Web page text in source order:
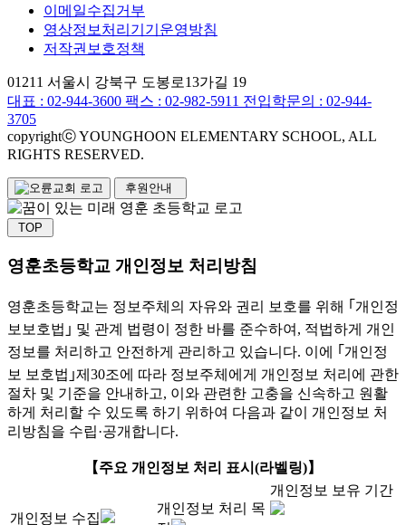
이메일수집거부
영상정보처리기기운영방침
저작권보호정책
01211 서울시 강북구 도봉로13가길 19
대표 : 02-944-3600 팩스 : 02-982-5911 전입학문의 : 02-944-
3705
copyrightⓒ YOUNGHOON ELEMENTARY SCHOOL, ALL
RIGHTS RESERVED.
후원안내
TOP
영훈초등학교 개인정보 처리방침
영훈초등학교는 정보주체의 자유와 권리 보호를 위해 ｢개인정
보보호법｣ 및 관계 법령이 정한 바를 준수하여, 적법하게 개인
정보를 처리하고 안전하게 관리하고 있습니다. 이에 ｢개인정
보 보호법｣제30조에 따라 정보주체에게 개인정보 처리에 관한
절차 및 기준을 안내하고, 이와 관련한 고충을 신속하고 원활
하게 처리할 수 있도록 하기 위하여 다음과 같이 개인정보 처
리방침을 수립·공개합니다.
【주요 개인정보 처리 표시(라벨링)】
개인정보 수집
개인정보 처리 목
개인정보 보유 기간